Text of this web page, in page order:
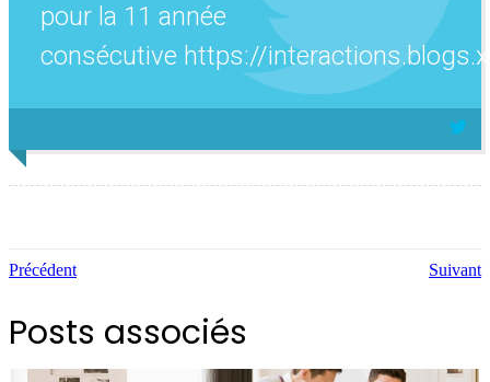
pour la 11 année
consécutive https://
Précédent Suivant
Posts associés